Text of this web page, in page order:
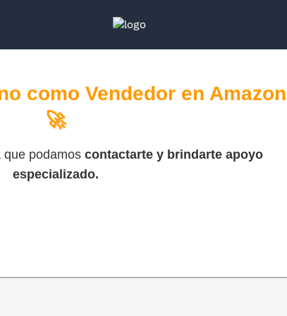
como Vendedor en
🚀
que podamos contactarte y brindarte apoyo
especializado.